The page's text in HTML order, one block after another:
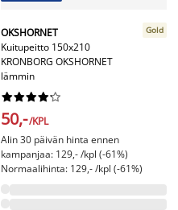
OKSHORNET
Kuitupeitto 150x210
KRONBORG OKSHORNET
lämmin
Gold






50,-/KPL
Alin 30 päivän hinta ennen
kampanjaa: 129,- /kpl (-61%)
Normaalihinta: 129,- /kpl (-61%)